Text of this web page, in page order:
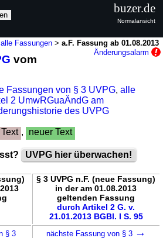
alle Fassungen >a.F. Fassung ab 01.08.2013
Änderungsalarm
vom
Fassungen von § 3 UVPG,alle
2 UmwRGuaÄndG am
des UVPG
, neuer Text
UVPG hier überwachen!
§ 3 UVPG n.F. (neue Fassung)
in der am 01.08.2013
geltenden Fassung
durch Artikel 2 G. v.
21.01.2013 BGBl. I S. 95
§ 3 nächste Fassung von § 3 →
buzer.de
Normalansicht